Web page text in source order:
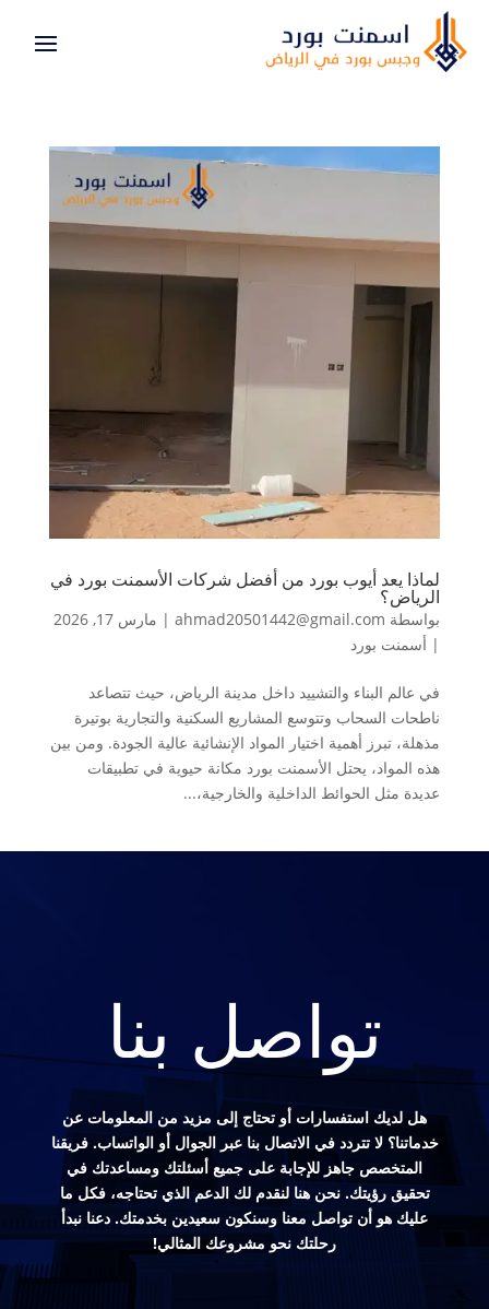
لماذا يعد أيوب بورد من أفضل شركات الأسمنت بورد في
الرياض؟
بواسطة ahmad20501442@gmail.com
| مارس 17, 2026
| أسمنت بورد
في عالم البناء والتشييد داخل مدينة الرياض، حيث تتصاعد
ناطحات السحاب وتتوسع المشاريع السكنية والتجارية بوتيرة
مذهلة، تبرز أهمية اختيار المواد الإنشائية عالية الجودة. ومن بين
هذه المواد، يحتل الأسمنت بورد مكانة حيوية في تطبيقات
عديدة مثل الحوائط الداخلية والخارجية،...
تواصل بنا
هل لديك استفسارات أو تحتاج إلى مزيد من المعلومات عن
خدماتنا؟ لا تتردد في الاتصال بنا عبر الجوال أو الواتساب. فريقنا
المتخصص جاهز للإجابة على جميع أسئلتك ومساعدتك في
تحقيق رؤيتك. نحن هنا لنقدم لك الدعم الذي تحتاجه، فكل ما
عليك هو أن تواصل معنا وسنكون سعيدين بخدمتك. دعنا نبدأ
رحلتك نحو مشروعك المثالي!